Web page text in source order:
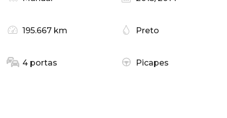
195.667 km Preto
4 portas Picapes